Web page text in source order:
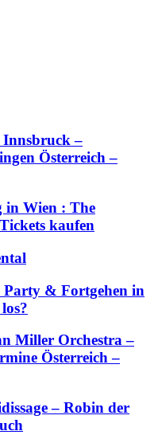
Innsbruck –
Österreich –
in Wien : The
kaufen
Party & Fortgehen in
Miller Orchestra –
Österreich –
– Robin der